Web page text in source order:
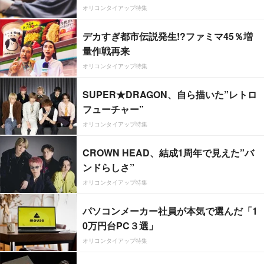
オリコンタイアップ特集
デカすぎ都市伝説発生!?ファミマ45％増
量作戦再来
オリコンタイアップ特集
SUPER★DRAGON、自ら描いた”レトロ
フューチャー”
オリコンタイアップ特集
CROWN HEAD、結成1周年で見えた”バ
ンドらしさ”
オリコンタイアップ特集
パソコンメーカー社員が本気で選んだ「1
0万円台PC３選」
オリコンタイアップ特集